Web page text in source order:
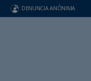
DENUNCIA ANÔNIMA